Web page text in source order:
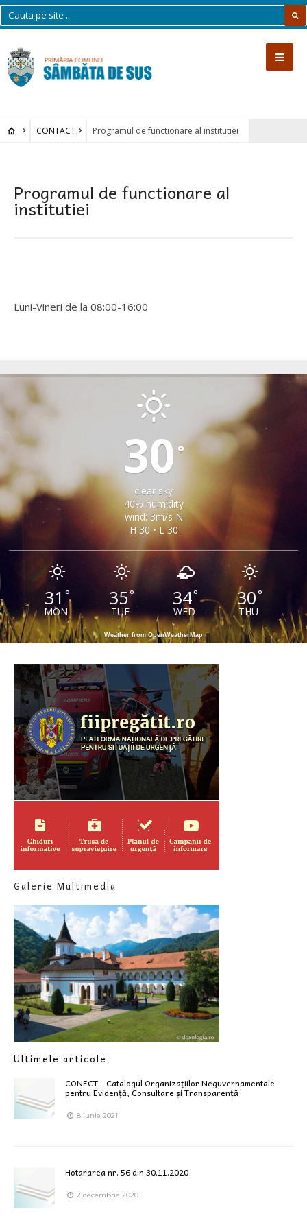
CONTACT Programul de functionare al institutiei
Programul de functionare al
institutiei
Luni-Vineri de la 08:00-16:00
30 °
clear sky
40% humidity
wind: 3m/s N
H 30 • L 30
31 °
MON
35°
TUE
34°
WED
30°
THU
Weather from OpenWeatherMap
Galerie Multimedia
Ultimele articole
CONECT – Catalogul Organizațiilor Neguvernamentale
pentru Evidență, Consultare și Transparență
8 iunie 2021
Hotararea nr. 56 din 30.11.2020
2 decembrie 2020